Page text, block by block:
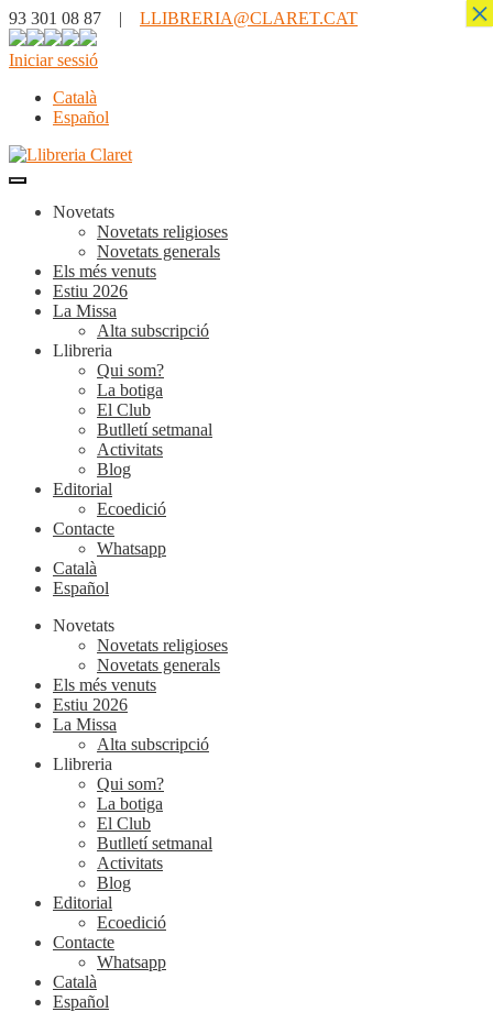
93 301 08 87 | LLIBRERIA@CLARET.CAT
Iniciar sessió
Català
Español
Novetats
Novetats religioses
Novetats generals
Els més venuts
Estiu 2026
La Missa
Alta subscripció
Llibreria
Qui som?
La botiga
El Club
Butlletí setmanal
Activitats
Blog
Editorial
Ecoedició
Contacte
Whatsapp
Català
Español
Novetats
Novetats religioses
Novetats generals
Els més venuts
Estiu 2026
La Missa
Alta subscripció
Llibreria
Qui som?
La botiga
El Club
Butlletí setmanal
Activitats
Blog
Editorial
Ecoedició
Contacte
Whatsapp
Català
Español
×